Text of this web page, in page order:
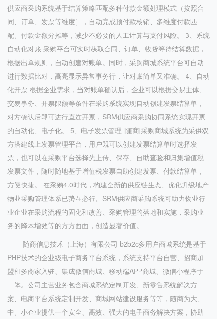
供应商采购系统基于结算策略匹配多种付款金额处理模式（按照合
同、订单、发票等维度），自动完成预付款核销、多维度付款匹
配、付款金额分摊等，减少不必要的人工计算与支付风险。 3、系统
自动化对账 采购平台可实时获取合同、订单、收货等待结算数据，
根据出单规则，自动创建对账单。同时，采购商城系统平台可自动
进行数据比对，高亮显示异常事务行，让对账简单又准确。 4、自动
化开票 根据企业需求，当对账单确认后，企业可以根据交易主体、
交易事务、开票限额等条件在采购系统实现自动创建发票结算单，
对方确认后即可进行直连开票，SRM供应商采购协同系统实现开票
的自动化、电子化。 5、电子发票管理 [随商]采购商城系统为采供双
方搭建线上发票管理平台，用户既可以创建发票结算单时选择发
票，也可以在采购平台选择先上传、保存、自助查验和归集增值税
发票文件，随时随地基于增值税发票自助创建发票、付款结算单，
方便快捷。 在采购4.0时代，构建全新的供应链生态、优化升级地产
物业采购管理体系已势在必行。SRM供应商采购系统可助力物业行
业企业在采购流程的固化和改善、采购管理的落地和实施，采购业
务的降本增效等的方方面面，创造显著价值。
随商信息技术（上海）有限公司 b2b2c多用户商城系统是基于
PHP技术的企业级电子商务平台系统，系统支持平台自营、招商加
盟和多商家入驻、集成微信商城、移动端APP商城、微信小程序于
一体。公司主营业务包含商城系统定制开发、新零售系统解决方
案、电商平台系统定制开发、商城网站建设服务等等，随商为大、
中、小企业提供一个安全、高效、强大的电子商务解决方案，协助